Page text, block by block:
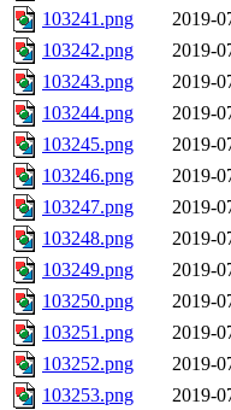
103241.png
2019-
103242.png
2019-
103243.png
2019-
103244.png
2019-
103245.png
2019-
103246.png
2019-
103247.png
2019-
103248.png
2019-
103249.png
2019-
103250.png
2019-
103251.png
2019-
103252.png
2019-
103253.png
2019-